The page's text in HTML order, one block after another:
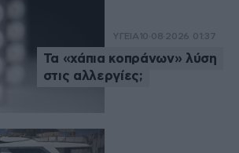
ΥΓΕΙΑ 10·08·2026 01:37
Τα «χάπια κοπράνων» λύση
στις αλλεργίες;